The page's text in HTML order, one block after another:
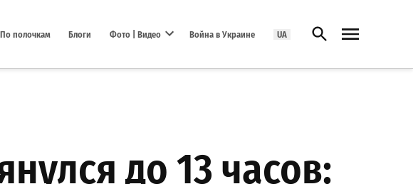
По полочкам Блоги Фото | Видео Война в Украине UA Открыть поиск
до 13 часов: